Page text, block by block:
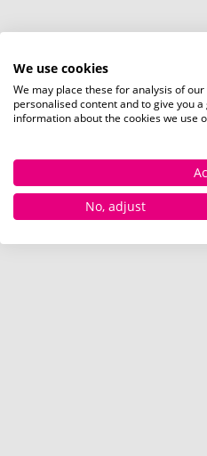
We use cookies
We may place these for analysis of
personalised content and to give you
information about the cookies we use
No, adjust